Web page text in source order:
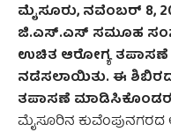
ಮೈಸೂರು, ನವೆಂಬರ್‌ 8,
ಜಿ.ಎಸ್.ಎಸ್ ಸಮೂಹ
ಉಚಿತ ಆರೋಗ್ಯ ತಪಾಸಣೆ
ನಡೆಸಲಾಯಿತು. ಈ
ತಪಾಸಣೆ
ಮೈಸೂರಿನ